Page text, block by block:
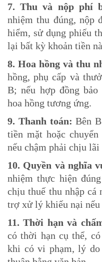
7. Thu và nộp phí
nhiệm thu đúng, nộp
hiểm, sử dụng phiếu
lại bất kỳ khoản tiền
8. Hoa hồng và thu
hồng, phụ cấp và
B; nếu hợp đồng
hoa hồng tương ứng.
9. Thanh toán:Bên
tiền mặt hoặc
nếu chậm phải chịu
10. Quyền và nghĩa
nhiệm thực hiện
chịu thuế thu nhập cá
trợ xử lý khiếu nại nếu
11. Thời hạn và
có thời hạn cụ thể,
khi có vi phạm, lý do